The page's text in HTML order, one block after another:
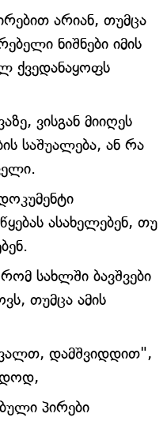
არიან, თუმცა
ნიშნები იმის
ქვედანაყოფს
ვისგან მიიღეს
საშუალება, ან რა
ასახელებენ, თუ
სახლში ბავშვები
თუმცა ამის
დამშვიდდით",
პირები